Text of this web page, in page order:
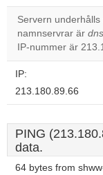
Servern
namnservrar är
IP-nummer är
IP:
213.180.89.66
PING
data.
64 bytes from